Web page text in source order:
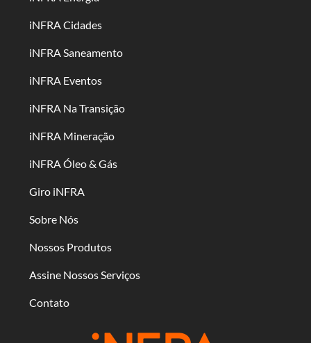
iNFRA Cidades
iNFRA Saneamento
iNFRA Eventos
iNFRA Na Transição
iNFRA Mineração
iNFRA Óleo & Gás
Giro iNFRA
Sobre Nós
Nossos Produtos
Assine Nossos Serviços
Contato